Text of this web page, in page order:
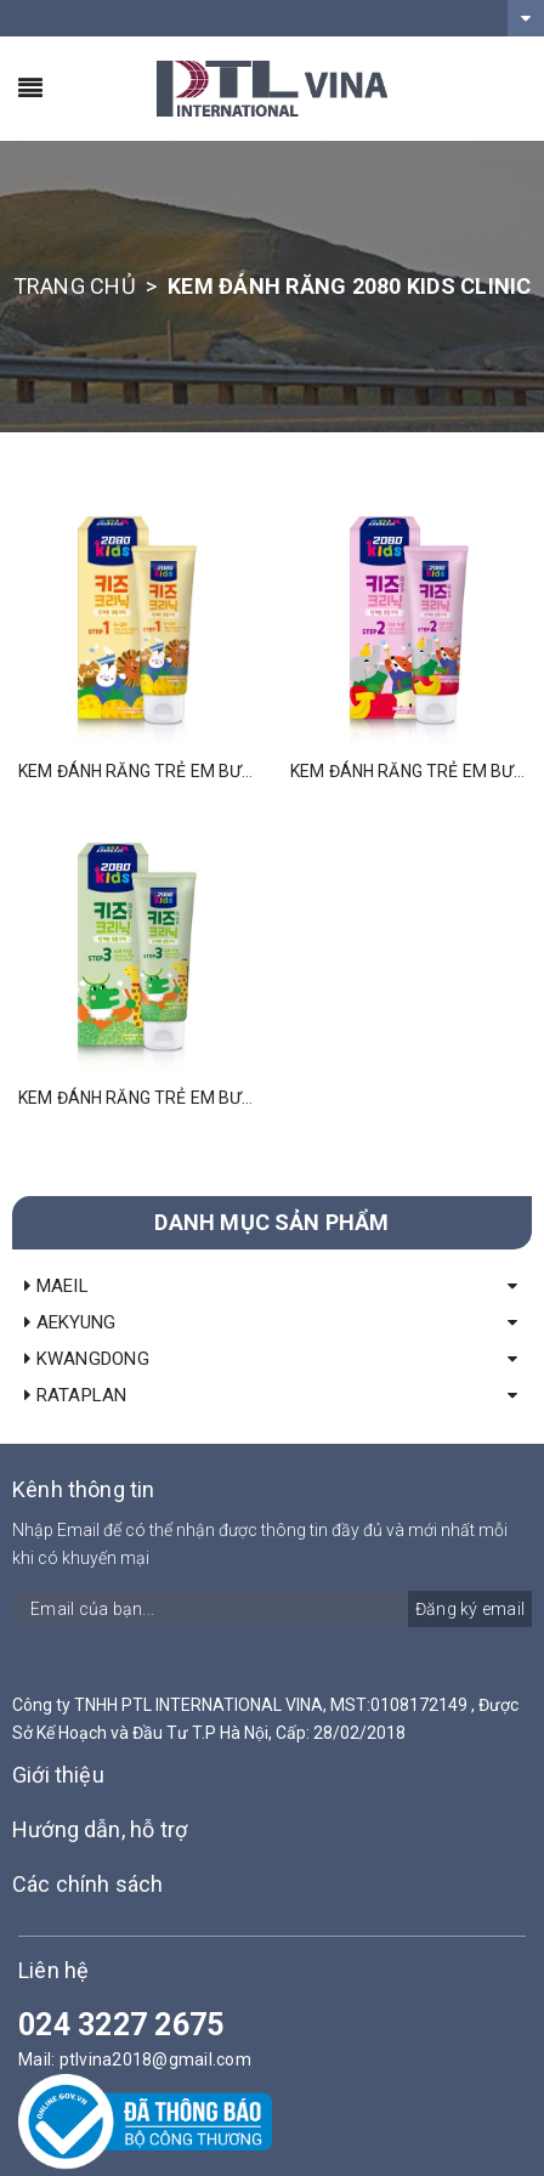
TRANG CHỦ > KEM ĐÁNH RĂNG 2080 KIDS CLINIC
KEM ĐÁNH RĂNG TRẺ EM BƯỚC 1 (0-2Y) HƯƠNG DỨA 80GR KEM ĐÁNH RĂNG TRẺ EM BƯỚC 2 (3-5Y) HƯƠNG HOA QUẢ 80GR
KEM ĐÁNH RĂNG TRẺ EM BƯỚC 3 (6-9Y) HƯƠNG DƯA LƯỚI 80GR
DANH MỤC SẢN PHẨM
MAEIL
AEKYUNG
KWANGDONG
RATAPLAN
Kênh thông tin
Nhập Email để có thể nhận được thông tin đầy đủ và mới nhất mỗi
khi có khuyến mại
Đăng ký email
Công ty TNHH PTL INTERNATIONAL VINA, MST:0108172149 , Được
Sở Kế Hoạch và Đầu Tư T.P Hà Nội, Cấp: 28/02/2018
Giới thiệu
Hướng dẫn, hỗ trợ
Các chính sách
Liên hệ
024 3227 2675
Mail: ptlvina2018@gmail.com